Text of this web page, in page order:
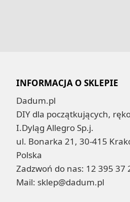
INFORMACJA O SKLEPIE
Dadum.pl
DIY dla początkujących,
I.Dyląg Allegro Sp.j.
ul. Bonarka 21, 30-415
Polska
Zadzwoń do nas: 12 395 37
Mail: sklep@dadum.pl